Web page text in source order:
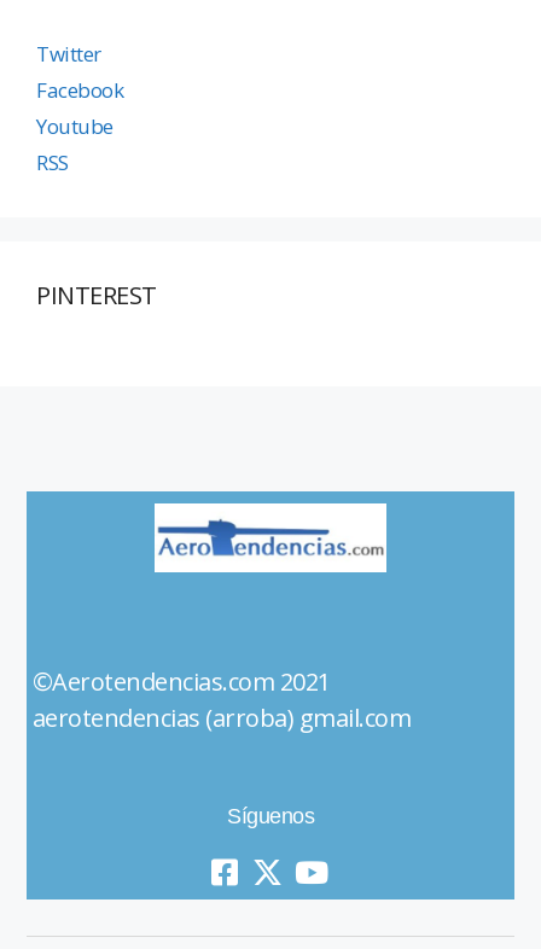
Twitter
Facebook
Youtube
RSS
PINTEREST
©Aerotendencias.com 2021
aerotendencias (arroba) gmail.com
Síguenos